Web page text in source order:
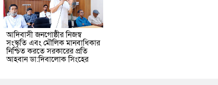
আদিবাসী জনগোষ্ঠীর নিজস্ব
সংস্কৃতি এবং মৌলিক মানবাধিকার
নিশ্চিত করতে সরকারের প্রতি
আহবান ডা:দিবালোক সিংহের